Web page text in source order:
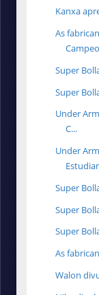
Kanxa
As
Super
Super
Under
C...
Under
Super
Super
Super
As
Walon